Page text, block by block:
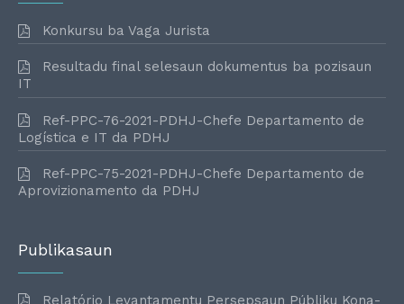
Konkursu ba Vaga Jurista
Resultadu final selesaun dokumentus ba pozisaun
IT
Ref-PPC-76-2021-PDHJ-Chefe Departamento de
Logística e IT da PDHJ
Ref-PPC-75-2021-PDHJ-Chefe Departamento de
Aprovizionamento da PDHJ
Publikasaun
Relatório Levantamentu Persepsaun Públiku Kona-